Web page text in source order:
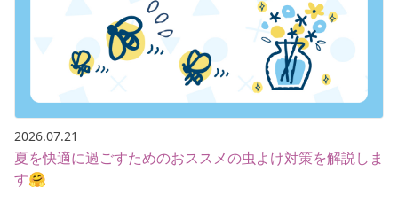
2026.07.21
夏を快適に過ごすためのおススメの虫よけ対策を解説しま
す🤗